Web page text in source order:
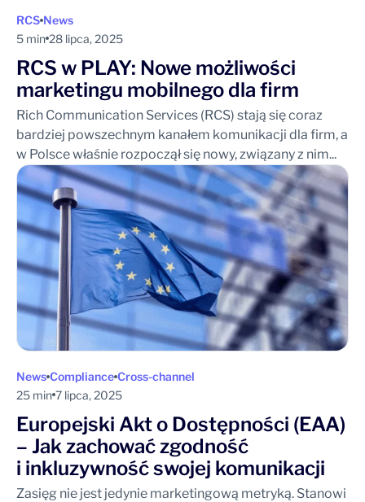
RCS News
5 min 28 lipca, 2025
RCS w PLAY: Nowe możliwości
marketingu mobilnego dla firm
Rich Communication Services (RCS) stają się coraz
bardziej powszechnym kanałem komunikacji dla firm, a
w Polsce właśnie rozpoczął się nowy, związany z nim...
News Compliance Cross-channel
25 min 7 lipca, 2025
Europejski Akt o Dostępności (EAA)
– Jak zachować zgodność
i inkluzywność swojej komunikacji
Zasięg nie jest jedynie marketingową metryką. Stanowi